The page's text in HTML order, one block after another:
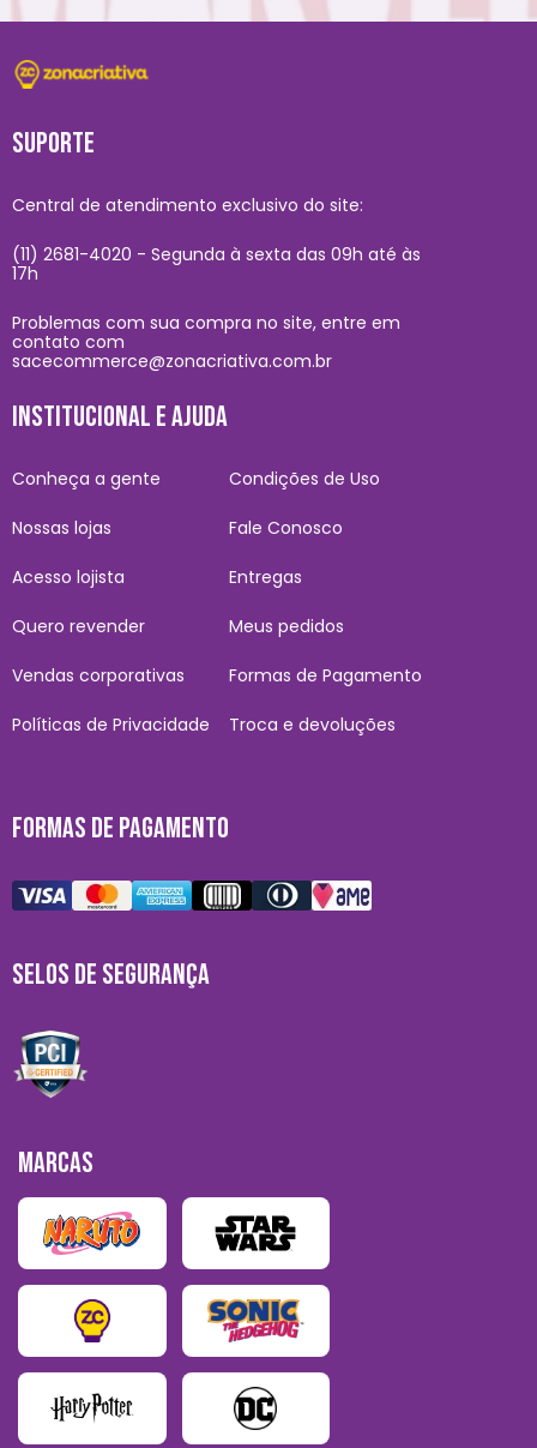
SUPORTE
Central de atendimento exclusivo do site:
(11) 2681-4020 - Segunda à sexta das 09h até às
17h
Problemas com sua compra no site, entre em
contato com
sacecommerce@zonacriativa.com.br
INSTITUCIONAL E AJUDA
Conheça a gente
Nossas lojas
Acesso lojista
Quero revender
Vendas corporativas
Políticas de Privacidade
Condições de Uso
Fale Conosco
Entregas
Meus pedidos
Formas de Pagamento
Troca e devoluções
FORMAS DE PAGAMENTO
SELOS DE SEGURANÇA
MARCAS